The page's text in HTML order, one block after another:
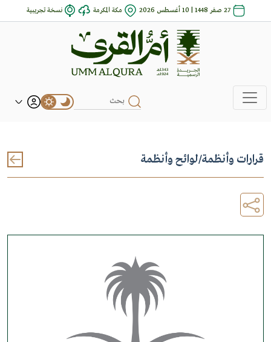
27 صفر 1448 | 10 أغسطس 2026 مكة المكرمة نسخة تجريبية
قرارات وأنظمة/لوائح وأنظمة